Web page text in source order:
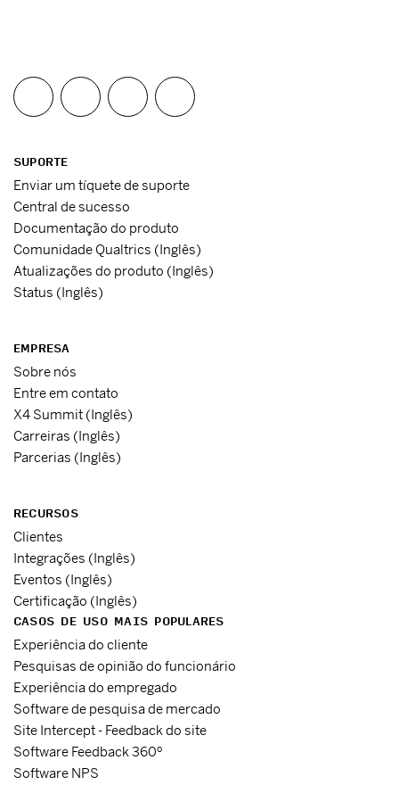
SUPORTE
Enviar um tíquete de suporte
Central de sucesso
Documentação do produto
Comunidade Qualtrics (Inglês)
Atualizações do produto (Inglês)
Status (Inglês)
EMPRESA
Sobre nós
Entre em contato
X4 Summit (Inglês)
Carreiras (Inglês)
Parcerias (Inglês)
RECURSOS
Clientes
Integrações (Inglês)
Eventos (Inglês)
Certificação (Inglês)
CASOS DE USO MAIS POPULARES
Experiência do cliente
Pesquisas de opinião do funcionário
Experiência do empregado
Software de pesquisa de mercado
Site Intercept - Feedback do site
Software Feedback 360º
Software NPS